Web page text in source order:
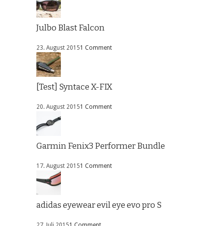
Julbo Blast Falcon
23. August 20151 Comment
[Test] Syntace X-FIX
20. August 20151 Comment
Garmin Fenix3 Performer Bundle
17. August 20151 Comment
adidas eyewear evil eye evo pro S